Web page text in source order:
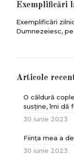
Exemplificări
Exemplificări
Dumnezeiesc, pe
Articole
O căldură
susține, îmi dă
30 iunie 2023
Ființa mea a
30 iunie 2023